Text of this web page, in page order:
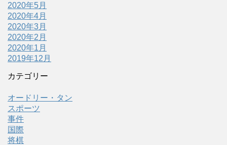
2020年5月
2020年4月
2020年3月
2020年2月
2020年1月
2019年12月
カテゴリー
オードリー・タン
スポーツ
事件
国際
将棋